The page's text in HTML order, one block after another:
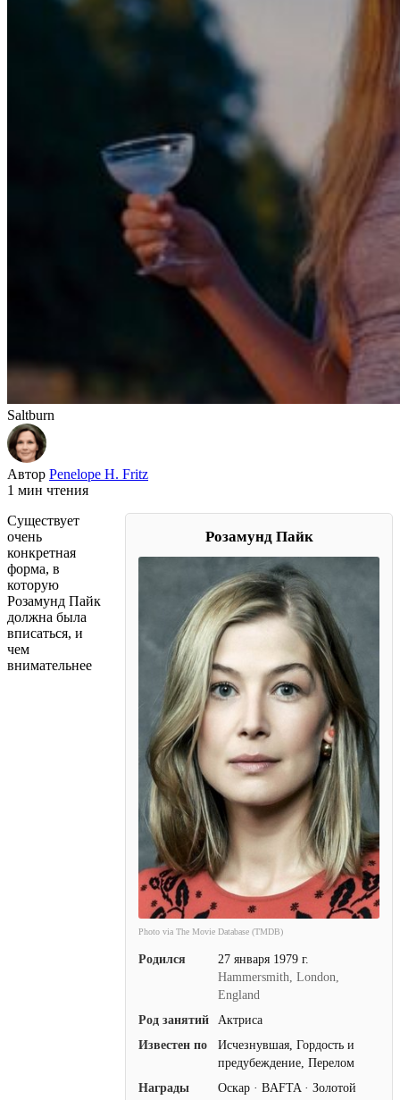
Saltburn
Автор Penelope H. Fritz
1 мин чтения
Розамунд Пайк
Photo via The Movie Database (TMDB)
Родился
27 января 1979 г.
Hammersmith, London,
England
Род занятий
Актриса
Известен по
Исчезнувшая, Гордость и
предубеждение, Перелом
Награды
Оскар · BAFTA · Золотой
Существует
очень
конкретная
форма, в
которую
Розамунд Пайк
должна была
вписаться, и
чем
внимательнее